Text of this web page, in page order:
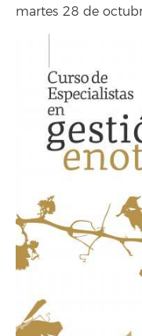
martes 28 de